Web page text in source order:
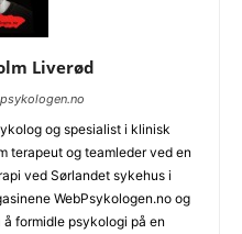
Liverød
og spesialist i klinisk
terapeut og teamleder ved en
ved Sørlandet sykehus i
WebPsykologen.no og
formidle psykologi på en